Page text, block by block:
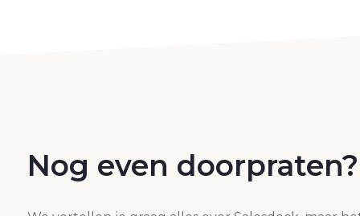
Nog even doorpraten?